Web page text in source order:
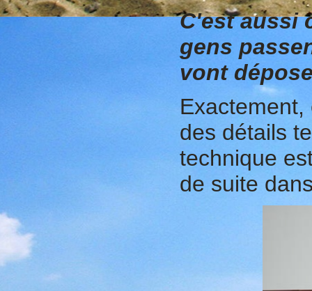
C'est aussi
gens
vont
des détails
technique
de suite